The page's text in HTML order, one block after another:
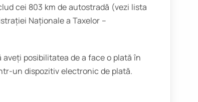
cei 803 km de autostradă (vezi lista
Naționale a Taxelor –
posibilitatea de a face o plată în
un dispozitiv electronic de plată.